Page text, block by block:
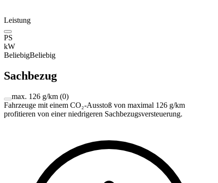
Leistung
PS
kW
BeliebigBeliebig
Sachbezug
max. 126 g/km (0)
Fahrzeuge mit einem CO₂-Ausstoß von maximal 126 g/km
profitieren von einer niedrigeren Sachbezugsversteuerung.